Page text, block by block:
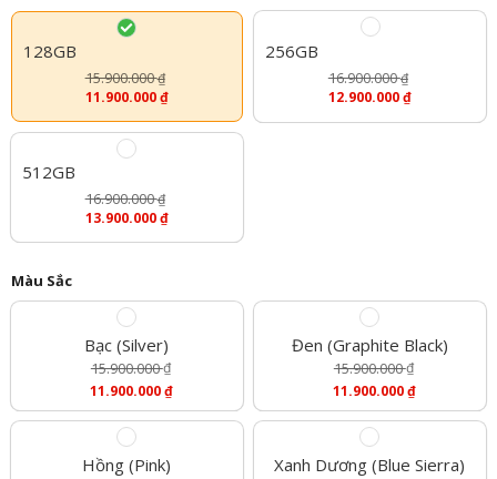
128GB
11.900.000₫
15.900.000₫
256GB
12.900.000₫
16.900.000₫
512GB
13.900.000₫
16.900.000₫
Màu Sắc
Bạc (Silver)
15.900.000₫
Gốc
Là:
11.900.000₫
Giá
Đen (Graphite Black)
15.900.000₫
Gốc
Là:
11.900.000₫
Giá
Là:
Hồng (Pink) Xanh Dương (Blue Sierra)